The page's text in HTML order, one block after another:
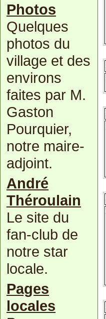
Photos
Quelques
photos du
village et des
environs
faites par M.
Gaston
Pourquier,
notre maire-
adjoint.
André
Théroulain
Le site du
fan-club de
notre star
locale.
Pages
locales